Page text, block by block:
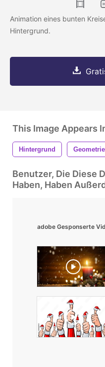
Animation eines bunten
Hintergrund.
This Image Appears
Hintergrund Geometrie
Benutzer, Die Diese
Haben, Haben
adobe Gesponserte